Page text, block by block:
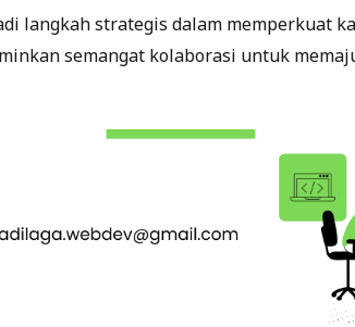
langkah strategis dalam memperkuat
semangat kolaborasi untuk